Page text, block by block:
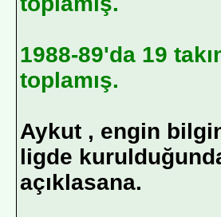
1988-89'da 19
toplamış.
Aykut , engin
ligde
açıklasana.